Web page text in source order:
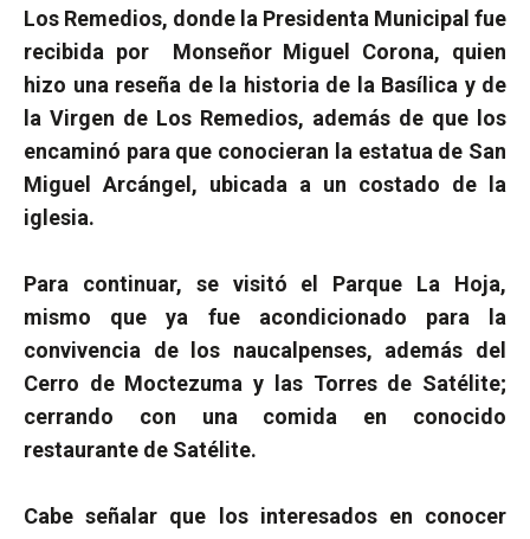
Los Remedios, donde la Presidenta Municipal fue
recibida por
Monseñor Miguel Corona, quien
hizo una reseña de la historia de la Basílica y de
la Virgen de Los Remedios, además de que los
encaminó para que conocieran la estatua de San
Miguel Arcángel, ubicada a un costado de la
iglesia.
Para continuar, se visitó el Parque La Hoja,
mismo que ya fue acondicionado para la
convivencia de los naucalpenses, además del
Cerro de Moctezuma y las Torres de Satélite;
cerrando con una comida en conocido
restaurante de Satélite.
Cabe señalar que los interesados en conocer